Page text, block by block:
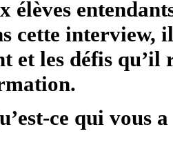
élèves
cette interview,
et les défis
ce qui vous